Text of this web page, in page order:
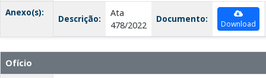
Anexo(s):
Descrição:
Ata
478/2022
Documento: Download
Ofício